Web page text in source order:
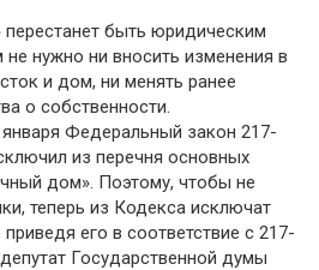
быть юридическим
нужно ни вносить изменения в
и дом, ни менять ранее
о собственности.
января Федеральный закон 217-
из перечня основных
дом». Поэтому, чтобы не
теперь из Кодекса исключат
его в соответствие с 217-
Государственной думы